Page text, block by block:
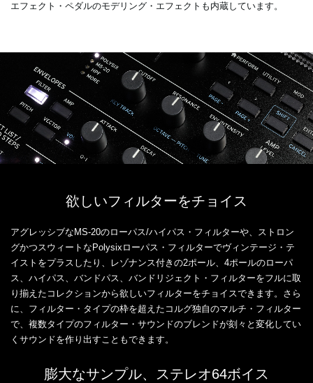
エフェクト・ペダルのモデリング・エフェクトも内蔵しています。
欲しいフィルターをチョイス
アグレッシブなMS-20のローパス/ハイパス・フィルターや、ストロン
グかつスウィートなPolysixローパス・フィルターでヴィンテージ・テ
イストをプラスしたり、レゾナンス付きの2ポール、4ポールのローパ
ス、ハイパス、バンドパス、バンドリジェクト・フィルターをフルに取
り揃えたコレクションから欲しいフィルターをチョイスできます。さら
に、フィルター・タイプの枠を超えたコルグ独自のマルチ・フィルター
で、複数タイプのフィルター・サウンドのブレンドが刻々と変化してい
くサウンドを作り出すこともできます。
膨大なサンプル、ステレオ64ボイス